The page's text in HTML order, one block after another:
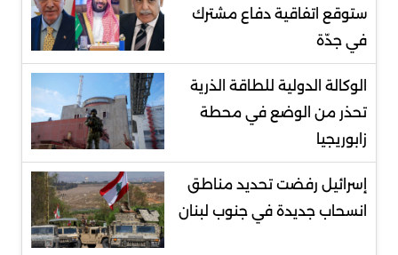
ستوقع اتفاقية دفاع مشترك
في جدّة
الوكالة الدولية للطاقة الذرية
تحذر من الوضع في محطة
زابوريجيا
إسرائيل رفضت تحديد مناطق
انسحاب جديدة في جنوب لبنان